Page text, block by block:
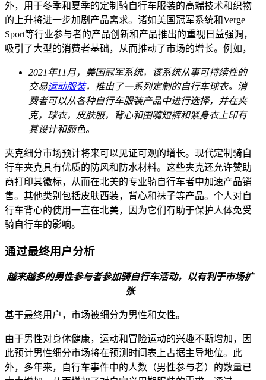
外，用于冬季和夏季的定制骑自行车服装的高端技术和织物
的上升将进一步加剧产品需求。诸如美国冠军系统和Verge
Sport等行业参与者的产品创新和产品推出的重视日益强调，
吸引了大型的消费者基础，从而推动了市场的增长。例如，
2021年11月，美国冠军系统，该系统从事可持续性的
交易运动服装，推出了一系列定制的自行车球衣。消
费者可以从各种自行车服装产品中进行选择，并在夹
克，球衣，皮肤服，背心和围嘴短裤和紧身衣上印有
其设计和颜色。
夹克细分市场预计将来可以见证可观的增长。现代定制骑自
行车夹克具有优质的防风和防水材料。这些夹克还允许赞助
商打印其徽标，从而在北美的专业骑自行车者中加速产品销
售。其他类别包括皮肤西装，背心和袜子等产品。个人对自
行车背心的使用一直在北美，因为它们有助于保护人体免受
骑自行车的影响。
通过最终用户分析
越来越多的男性参与者参加骑自行车活动，以有利于市场扩
张
基于最终用户，市场被细分为男性和女性。
由于男性对身体健康，运动和冒险运动的兴趣不断增加，因
此预计男性细分市场将在预测时间表上占据主导地位。此
外，多年来，自行车事件中的人数（男性参与者）的数量已